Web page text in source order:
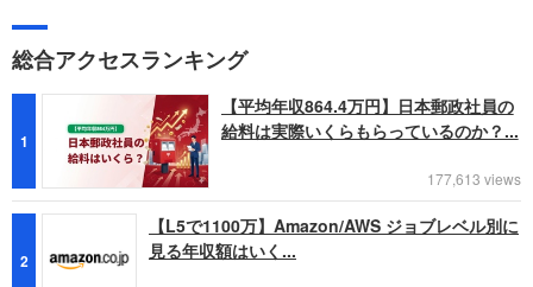
総合アクセスランキング
1
【平均年収864.4万円】日本郵政社員の
給料は実際いくらもらっているのか？...
177,613 views
2
【L5で1100万】Amazon/AWS ジョブレベル別に
見る年収額はいく...